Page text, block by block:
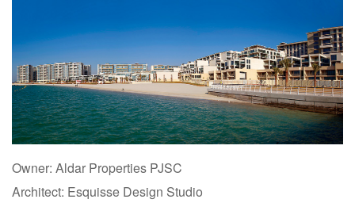
Owner: Aldar Properties PJSC
Architect: Esquisse Design Studio